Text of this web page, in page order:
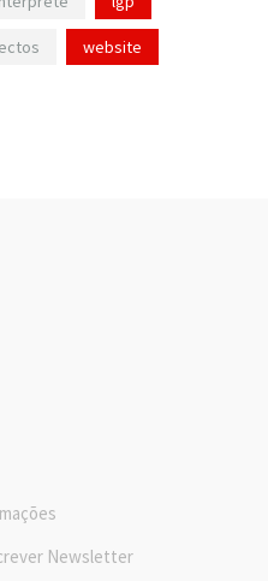
website
Newsletter